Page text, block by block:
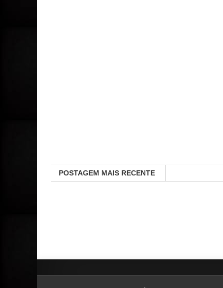
POSTAGEM MAIS RECENTE